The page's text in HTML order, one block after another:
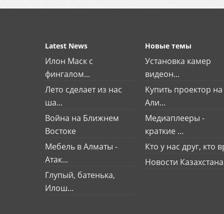
Latest News
Илон Маск с
фингалом...
Лето сделает из нас
ша...
Война на Ближнем
Востоке
Мебель в Алматы -
Атак...
Глупый, батенька,
Илош...
Новые темы
Установка камер
видеон...
Купить проектор на
Али...
Медиаплееры -
краткие ...
Кто у нас друг, кто
Новости Казахстана